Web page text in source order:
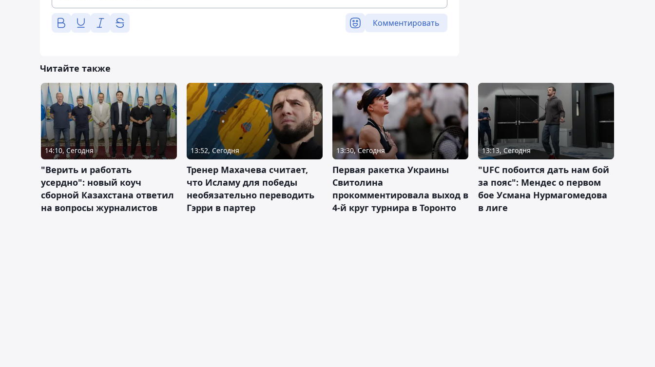
Комментировать
Читайте также
14:10, Сегодня
"Верить и работать
усердно": новый коуч
сборной Казахстана ответил
на вопросы журналистов
13:52, Сегодня
Тренер Махачева считает,
что Исламу для победы
необязательно переводить
Гэрри в партер
13:30, Сегодня
Первая ракетка Украины
Свитолина
прокомментировала выход в
4-й круг турнира в Торонто
13:13, Сегодня
"UFC побоится дать нам бой
за пояс": Мендес о первом
бое Усмана Нурмагомедова
в лиге